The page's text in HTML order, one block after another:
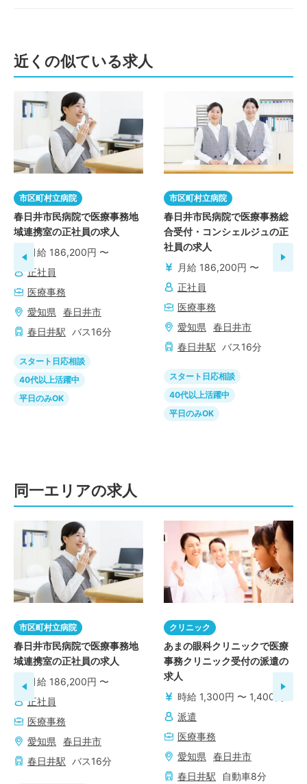
近くの似ている求人
市区町村立病院
春日井市民病院で医療事務地
域連携室の正社員の求人
月給 186,200円 〜
正社員
医療事務
愛知県
春日井市
春日井駅 バス16分
スタート日応相談
40代以上活躍中
平日のみOK
市区町村立病院
春日井市民病院で医療事務総
合受付・コンシェルジュの正
社員の求人
月給 186,200円 〜
正社員
医療事務
愛知県
春日井市
春日井駅 バス16分
スタート日応相談
40代以上活躍中
平日のみOK
同一エリアの求人
市区町村立病院
春日井市民病院で医療事務地
域連携室の正社員の求人
月給 186,200円 〜
正社員
医療事務
愛知県
春日井市
春日井駅 バス16分
クリニック
あまの眼科クリニックで医療
事務クリニック受付の派遣の
求人
時給 1,300円 〜 1,400円
派遣
医療事務
愛知県
春日井市
春日井駅 自動車8分